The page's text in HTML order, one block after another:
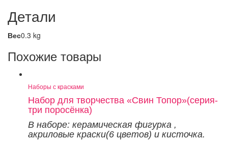
Детали
Вес0.3 kg
Похожие товары
Наборы с красками
Набор для творчества «Свин Топор»(серия-
три поросёнка)
В наборе: керамическая фигурка ,
акриловые краски(6 цветов) и кисточка.